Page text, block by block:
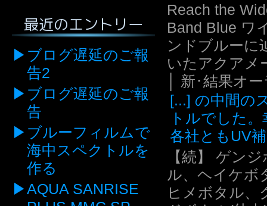
最近のエントリー
ブログ遅延のご報
告2
ブログ遅延のご報
告
ブルーフィルムで
海中スペクトルを
作る
AQUA SANRISE
Reach the
Band Blue ワ
ンドブルーに
いたアクアメ
│ 新･結果オ
[...] の中間の
トルでした
各社ともUV
【続】 ゲン
ル、ヘイケボ
ヒメボタル、